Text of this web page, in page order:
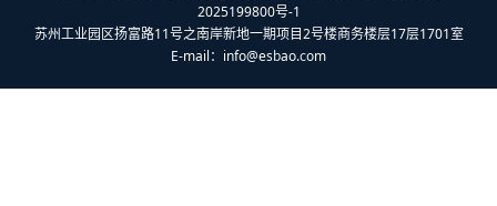
2025199800号-1
苏州工业园区扬富路11号之南岸新地一期项目2号楼商务楼层17层1701室
E-mail： info@esbao.com